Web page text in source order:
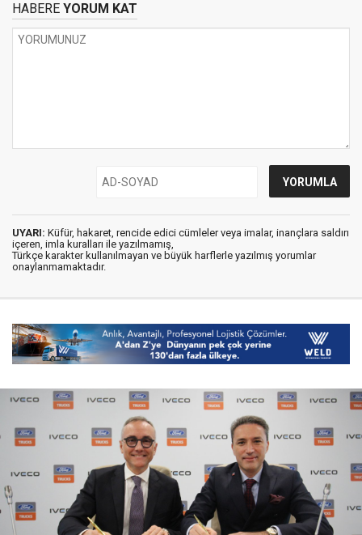
HABERE YORUM KAT
UYARI: Küfür, hakaret, rencide edici cümleler veya imalar, inançlara saldırı
içeren, imla kuralları ile yazılmamış,
Türkçe karakter kullanılmayan ve büyük harflerle yazılmış yorumlar
onaylanmamaktadır.